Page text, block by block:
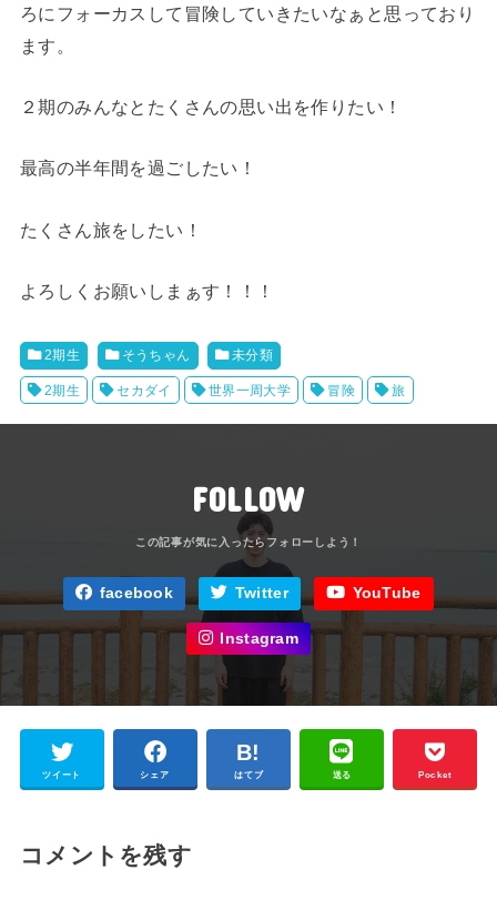
ろにフォーカスして冒険していきたいなぁと思っており
ます。
２期のみんなとたくさんの思い出を作りたい！
最高の半年間を過ごしたい！
たくさん旅をしたい！
よろしくお願いしまぁす！！！
2期生 そうちゃん 未分類
2期生 セカダイ 世界一周大学 冒険 旅
FOLLOW
facebook Twitter YouTube
Instagram
ツイート シェア はてブ 送る Pocket
コメントを残す